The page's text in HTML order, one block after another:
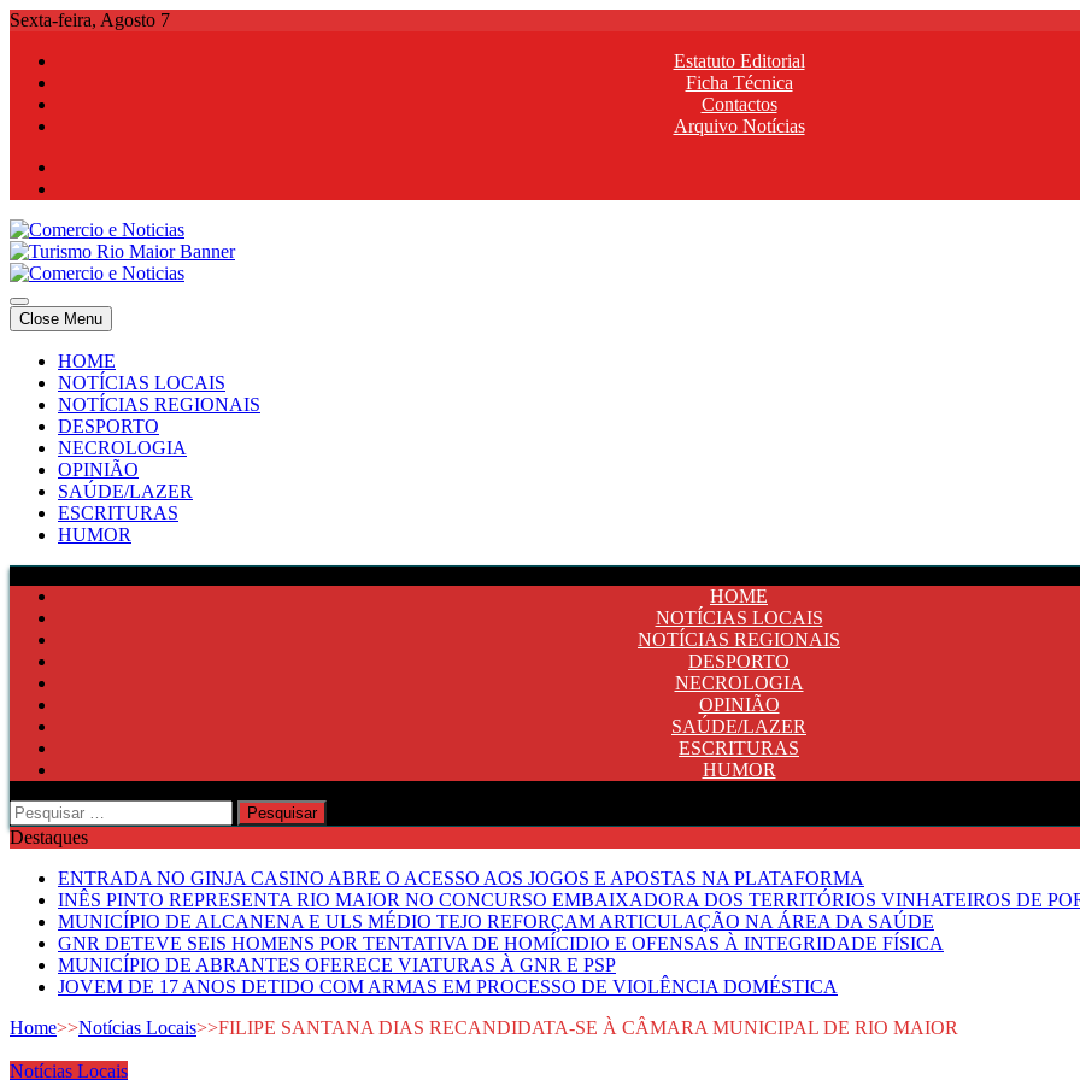
Skip
content
Sexta-feira, Agosto 7
Estatuto Editorial
Ficha Técnica
Contactos
Arquivo Notícias
Comercio e Noticias
Notícias e Publicidade Online
Comercio e Noticias
Notícias e Publicidade Online
Close Menu
HOME
NOTÍCIAS LOCAIS
NOTÍCIAS REGIONAIS
DESPORTO
NECROLOGIA
OPINIÃO
SAÚDE/LAZER
ESCRITURAS
HUMOR
HOME
NOTÍCIAS LOCAIS
NOTÍCIAS REGIONAIS
DESPORTO
NECROLOGIA
OPINIÃO
SAÚDE/LAZER
ESCRITURAS
HUMOR
Pesquisar
por:
Destaques
ENTRADA NO GINJA CASINO ABRE O ACESSO AOS JOGOS E APOSTAS NA PLATAFORMA
INÊS PINTO REPRESENTA RIO MAIOR NO CONCURSO EMBAIXADORA DOS TERRITÓRIOS VINHATEIROS DE
MUNICÍPIO DE ALCANENA E ULS MÉDIO TEJO REFORÇAM ARTICULAÇÃO NA ÁREA DA SAÚDE
GNR DETEVE SEIS HOMENS POR TENTATIVA DE HOMÍCIDIO E OFENSAS À INTEGRIDADE FÍSICA
MUNICÍPIO DE ABRANTES OFERECE VIATURAS À GNR E PSP
JOVEM DE 17 ANOS DETIDO COM ARMAS EM PROCESSO DE VIOLÊNCIA DOMÉSTICA
Home>>Notícias Locais>>FILIPE SANTANA DIAS RECANDIDATA-SE À CÂMARA MUNICIPAL DE RIO MAIOR
Notícias Locais